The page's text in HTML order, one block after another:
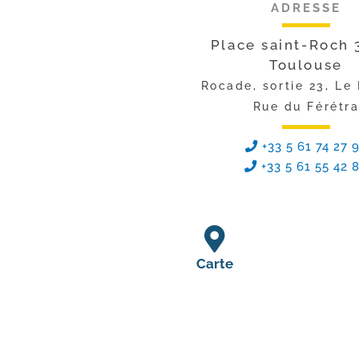
ADRESSE
Place saint-Roch
Toulouse
Rocade, sortie 23, Le
Rue du Férétra
+33 5 61 74 27
+33 5 61 55 42
Carte